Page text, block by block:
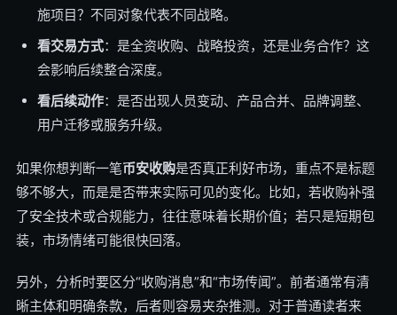
施项目？不同对象代表不同战略。
看交易方式：是全资收购、战略投资，还是业务合作？这
会影响后续整合深度。
看后续动作：是否出现人员变动、产品合并、品牌调整、
用户迁移或服务升级。
如果你想判断一笔币安收购是否真正利好市场，重点不是标题
够不够大，而是是否带来实际可见的变化。比如，若收购补强
了安全技术或合规能力，往往意味着长期价值；若只是短期包
装，市场情绪可能很快回落。
另外，分析时要区分“收购消息”和“市场传闻”。前者通常有清
晰主体和明确条款，后者则容易夹杂推测。对于普通读者来